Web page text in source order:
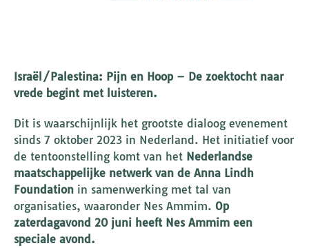
Israël/Palestina: Pijn en Hoop – De zoektocht naar
vrede begint met luisteren.
Dit is waarschijnlijk het grootste dialoog evenement
sinds 7 oktober 2023 in Nederland. Het initiatief voor
de tentoonstelling komt van het Nederlandse
maatschappelijke netwerk van de Anna Lindh
Foundation in samenwerking met tal van
organisaties, waaronder Nes Ammim. Op
zaterdagavond 20 juni heeft Nes Ammim een
speciale avond.